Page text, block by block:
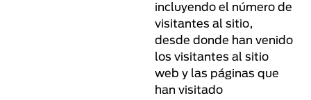
incluyendo el número de
visitantes al sitio,
desde donde han venido
los visitantes al sitio
web y las páginas que
han visitado